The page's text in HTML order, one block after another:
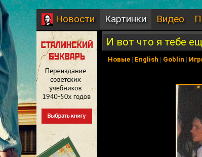
Новости Картинки Видео
И вот что я тебе
Новые| English | Goblin |